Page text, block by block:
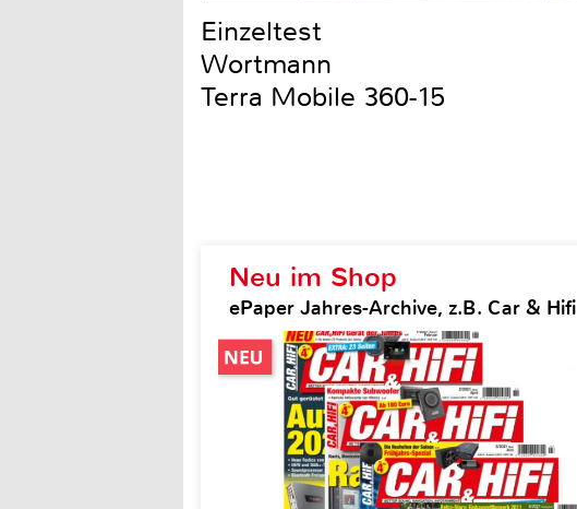
Neu im Shop
ePaper Jahres-Archive, z.B. Car & Hifi
Einzeltest
Wortmann
Terra Mobile 360-15